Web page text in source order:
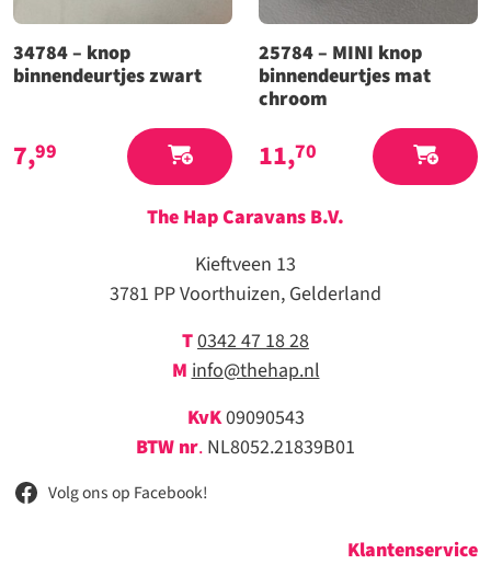
34784 – knop
binnendeurtjes zwart
7,99
25784 – MINI knop
binnendeurtjes mat
chroom
11,70
The Hap Caravans B.V.
Kieftveen 13
3781 PP Voorthuizen, Gelderland
T0342 47 18 28
Minfo@thehap.nl
KvK09090543
BTW nr. NL8052.21839B01
Volg ons op Facebook!
Klantenservice